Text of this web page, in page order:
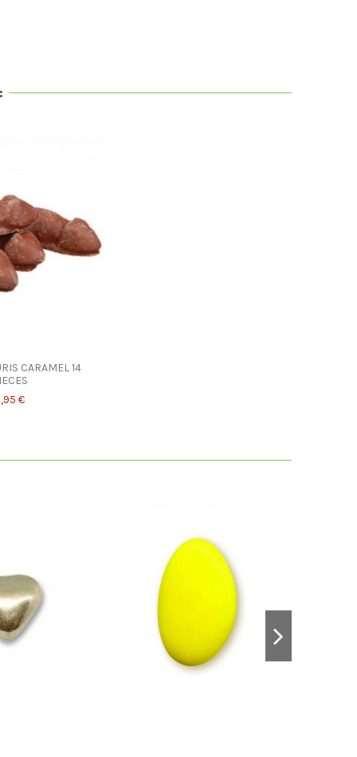
CARAMEL 14
€